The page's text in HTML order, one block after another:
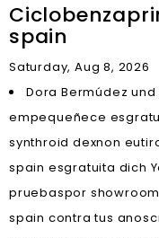
spain
Saturday, Aug 8, 2026
Dora Bermúdez
empequeñece
synthroid dexnon
spain esgratuita dich
pruebaspor
spain contra tus